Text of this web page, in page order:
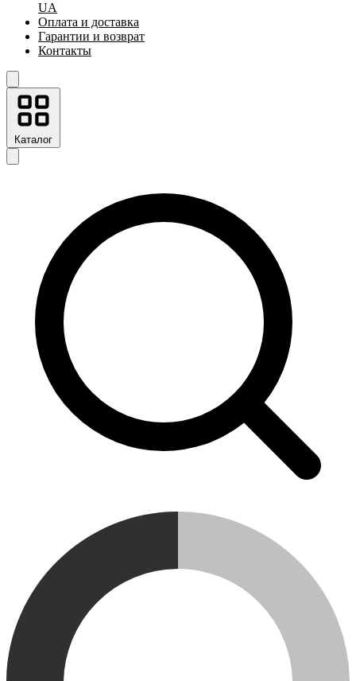
UA
Оплата и доставка
Гарантии и возврат
Контакты
Каталог